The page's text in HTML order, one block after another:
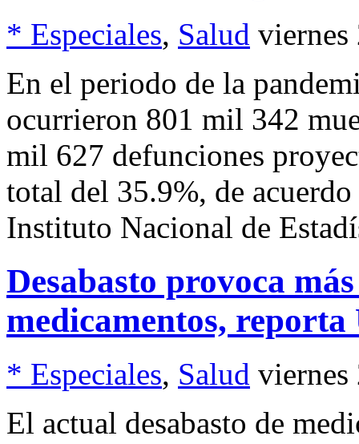
* Especiales, Salud viernes
En el periodo de la
ocurrieron 801 mil 342
mil 627 defunciones
total del 35.9%, de
Instituto Nacional de
Desabasto provoca
medicamentos,
* Especiales, Salud viernes
El actual desabasto de